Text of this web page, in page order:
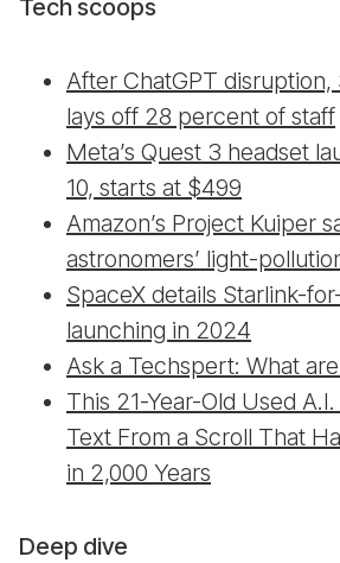
Tech scoops
After ChatGPT
lays off 28 percent of staff
Meta’s Quest 3 headset
10, starts at $499
Amazon’s Project Kuiper
astronomers’ light-
SpaceX details Starlink-
launching in 2024
Ask a Techspert: What
This 21-Year-Old Used
Text From a Scroll That
in 2,000 Years
Deep dive